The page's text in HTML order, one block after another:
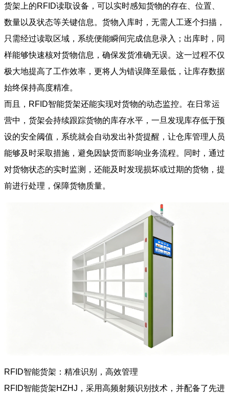
货架上的RFID读取设备，可以实时感知货物的存在、位置、
数量以及状态等关键信息。货物入库时，无需人工逐个扫描，
只需经过读取区域，系统便能瞬间完成信息录入；出库时，同
样能够快速核对货物信息，确保发货准确无误。这一过程不仅
极大地提高了工作效率，更将人为错误降至最低，让库存数据
始终保持高度精准。
而且，RFID智能货架还能实现对货物的动态监控。在日常运
营中，货架会持续跟踪货物的库存水平，一旦发现库存低于预
设的安全阈值，系统就会自动发出补货提醒，让仓库管理人员
能够及时采取措施，避免因缺货而影响业务流程。同时，通过
对货物状态的实时监测，还能及时发现损坏或过期的货物，提
前进行处理，保障货物质量。
RFID智能货架：精准识别，高效管理
RFID智能货架HZHJ，采用高频射频识别技术，并配备了先进